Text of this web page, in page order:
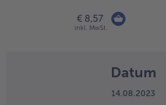
€ 8,57
inkl. MwSt.
Datum
14.08.2023